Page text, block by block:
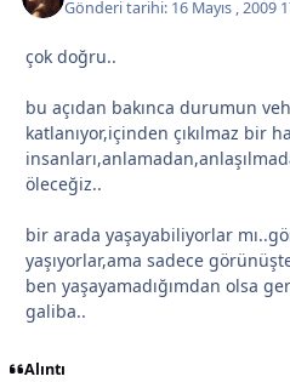
Gönderi tarihi: 16 Mayıs , 2009
çok doğru..
bu açıdan bakınca durumun
katlanıyor,içinden çıkılmaz bir
öleceğiz..
bir arada yaşayabiliyorlar
yaşıyorlar,ama sadece
ben yaşayamadığımdan olsa
galiba..
Alıntı